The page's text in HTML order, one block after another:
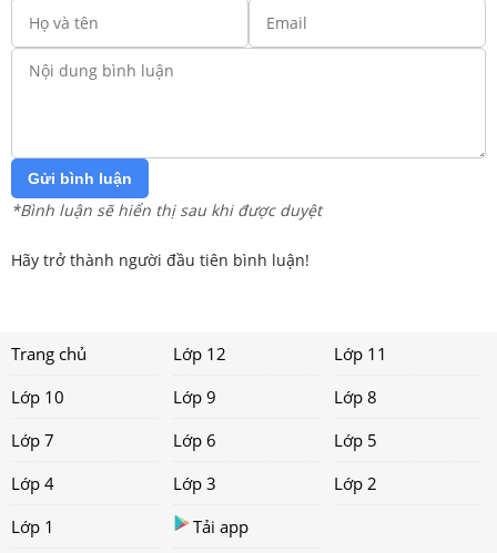
Gửi bình luận
*Bình luận sẽ hiển thị sau khi được duyệt
Hãy trở thành người đầu tiên bình luận!
Trang chủ Lớp 12
Lớp 11
Lớp 10
Lớp 9
Lớp 8
Lớp 7
Lớp 6
Lớp 5
Lớp 4
Lớp 3
Lớp 2
Lớp 1
Tải app